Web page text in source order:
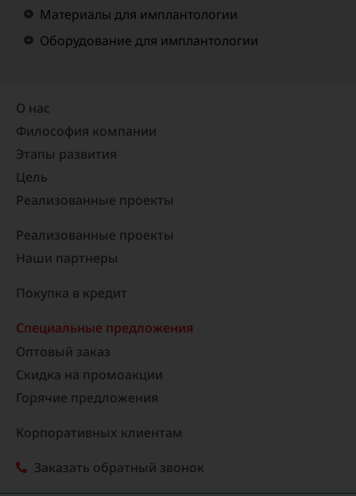
Материалы для имплантологии
Оборудование для имплантологии
О нас
Философия компании
Этапы развития
Цель
Реализованные проекты​
Реализованные проекты
Наши партнеры
Покупка в кредит
Специальные предложения
Оптовый заказ
Скидка на промоакции
Горячие предложения
Корпоративных клиентам
Заказать обратный звонок